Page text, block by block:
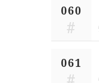
060
061